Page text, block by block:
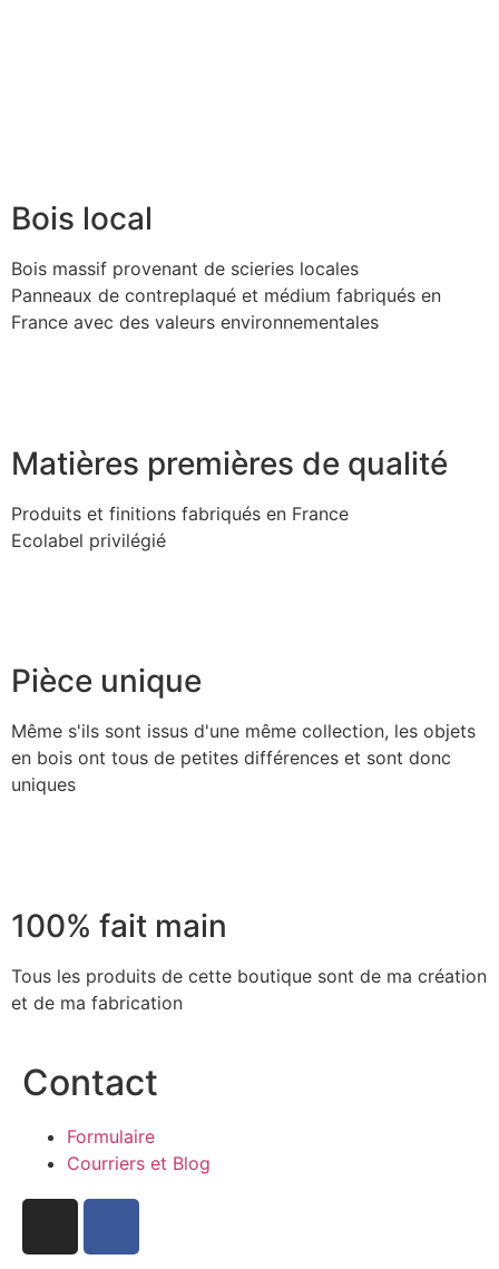
Bois local
Bois massif provenant de scieries locales
Panneaux de contreplaqué et médium fabriqués en
France avec des valeurs environnementales
Matières premières de qualité
Produits et finitions fabriqués en France
Ecolabel privilégié
Pièce unique
Même s'ils sont issus d'une même collection, les objets
en bois ont tous de petites différences et sont donc
uniques
100% fait main
Tous les produits de cette boutique sont de ma création
et de ma fabrication
Contact
Formulaire
Courriers et Blog